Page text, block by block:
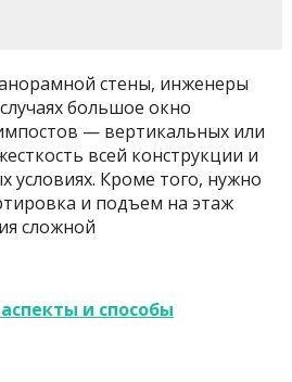
стены, инженеры
большое окно
— вертикальных или
всей конструкции и
условиях. Кроме того, нужно
и подъем на этаж
сложной
и способы